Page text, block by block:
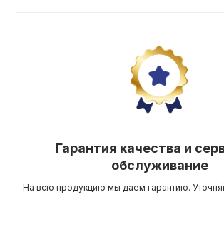
Гарантия качества и
обслуживание
На всю продукцию мы даем гарантию.